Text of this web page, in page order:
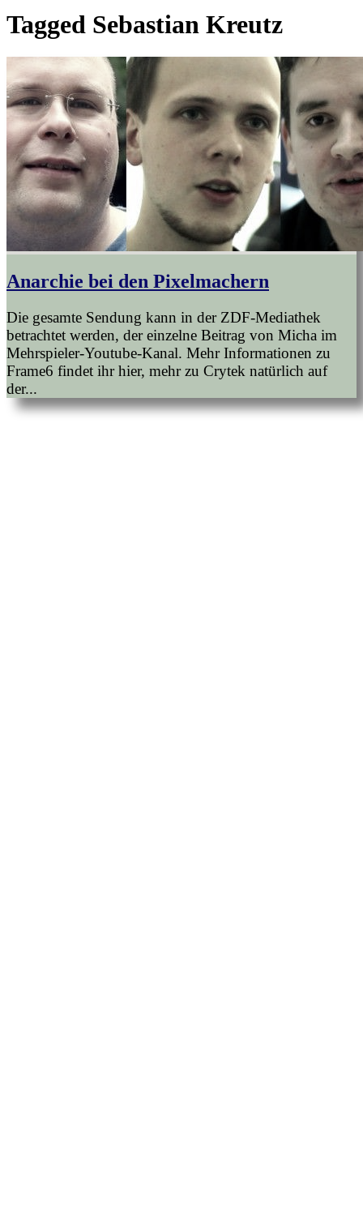
Tagged Sebastian Kreutz
Anarchie bei den Pixelmachern
Die gesamte Sendung kann in der ZDF-Mediathek
betrachtet werden, der einzelne Beitrag von Micha im
Mehrspieler-Youtube-Kanal. Mehr Informationen zu
Frame6 findet ihr hier, mehr zu Crytek natürlich auf
der...